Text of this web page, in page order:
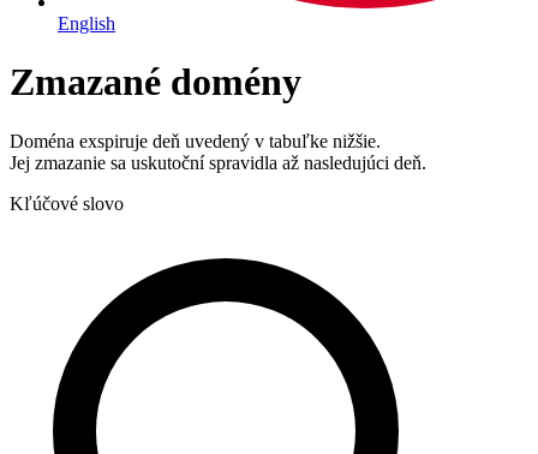
English
Zmazané domény
Doména exspiruje deň uvedený v tabuľke nižšie.
Jej zmazanie sa uskutoční spravidla až nasledujúci deň.
Kľúčové slovo